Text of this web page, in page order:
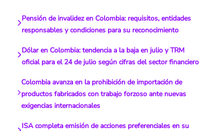
Pensión de invalidez en Colombia: requisitos, entidades
responsables y condiciones para su reconocimiento
Dólar en Colombia: tendencia a la baja en julio y TRM
oficial para el 24 de julio según cifras del sector financiero
Colombia avanza en la prohibición de importación de
productos fabricados con trabajo forzoso ante nuevas
exigencias internacionales
ISA completa emisión de acciones preferenciales en su